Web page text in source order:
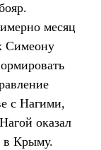
месяц
Симеону
с Нагими,
оказал
в Крыму.